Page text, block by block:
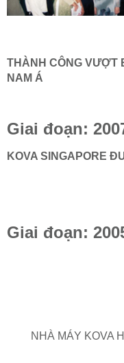
THÀNH CÔNG VƯỢT
NAM Á
Giai đoạn:
KOVA SINGAPORE
Giai đoạn:
NHÀ MÁY KOVA